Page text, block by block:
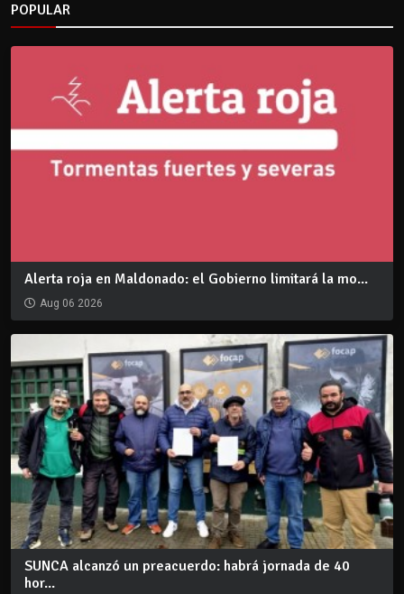
POPULAR
Alerta roja en Maldonado: el Gobierno limitará la mo...
Aug 06 2026
SUNCA alcanzó un preacuerdo: habrá jornada de 40
hor...